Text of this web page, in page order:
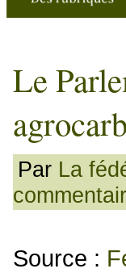
Le
Par La
Source :